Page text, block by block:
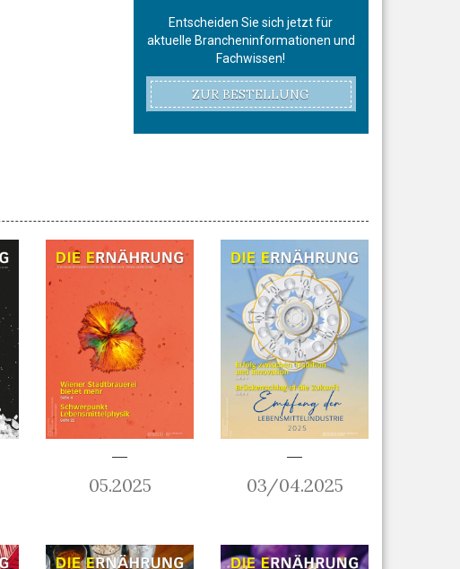
Entscheiden Sie sich jetzt für
aktuelle Brancheninformationen und
Fachwissen!
ZUR BESTELLUNG
05.2025 03/04.2025